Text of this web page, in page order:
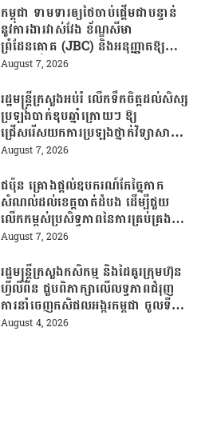
កម្ពុជា ទាមទារឲ្យថៃចាប់ផ្តើមជាបន្ទាន់
នូវការងារវាស់វែង ខ័ណ្ឌសីមា
ព្រំដែនគោគ (JBC) និងអនុញ្ញាតឱ្យ
ពលរដ្ឋភៀសសឹកវិលទៅលំនៅឋានវិញ
August 7, 2026
រដ្ឋមន្រ្តីក្រសួងអប់រំ លើកទឹកចិត្តដល់សិស្ស
ប្រឡងបាក់ឌុបឆ្នាំក្រោយៗ ឱ្យ
ជ្រើសរើសយកការប្រឡងថ្នាក់វិទ្យាសាស្ត្រ
ដើម្បីឆ្លើយតបទៅនឹងតម្រូវការធនធាន
August 7, 2026
ជប៉ុន គ្រោងផ្តល់ឧបករណ៍កែច្នៃកាក
សំណល់ដល់ខេត្តបាត់ដំបង ដើម្បីជួយ
លើកកម្ពស់ប្រសិទ្ធភាពនៃការគ្រប់គ្រង
សំណល់
August 7, 2026
រដ្ឋមន្រ្តីក្រសួងកសិកម្ម និងដៃគូរក្រុមហ៊ុន
ហ្វីលីពីន ជួបពិភាក្សាលើលទ្ធភាពជំរុញ
ការនាំចេញកសិផលអង្ករកម្ពុជា ចូលទី
ផ្សារហ្វីលីពីន
August 4, 2026